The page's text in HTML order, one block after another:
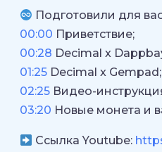
Подготовили для
00:00 Приветствие;
00:28 Decimal x
01:25 Decimal x Gempad;
02:25 Видео-
03:20 Новые монета и
Ссылка Youtube: